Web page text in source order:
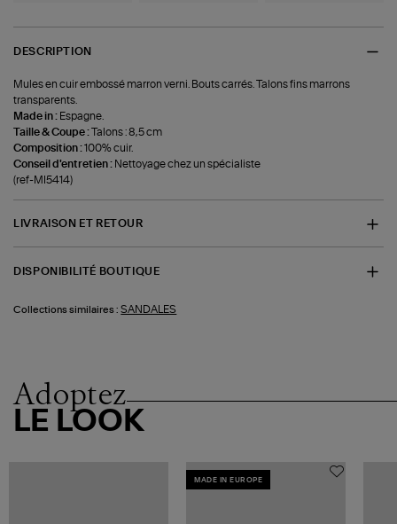
DESCRIPTION
Mules en cuir embossé marron verni. Bouts carrés. Talons fins marrons
transparents.
Made in : Espagne.
Taille & Coupe :Talons : 8,5 cm
Composition :100% cuir.
Conseil d'entretien : Nettoyage chez un spécialiste
(ref-MI5414)
LIVRAISON ET RETOUR
DISPONIBILITÉ BOUTIQUE
Collections similaires : SANDALES
Adoptez
LE LOOK
MADE IN EUROPE